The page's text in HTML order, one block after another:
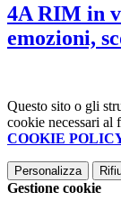
4A RIM in
emozioni,
Questo sito o gli
cookie necessari al
COOKIE
Personalizza
Gestione cookie